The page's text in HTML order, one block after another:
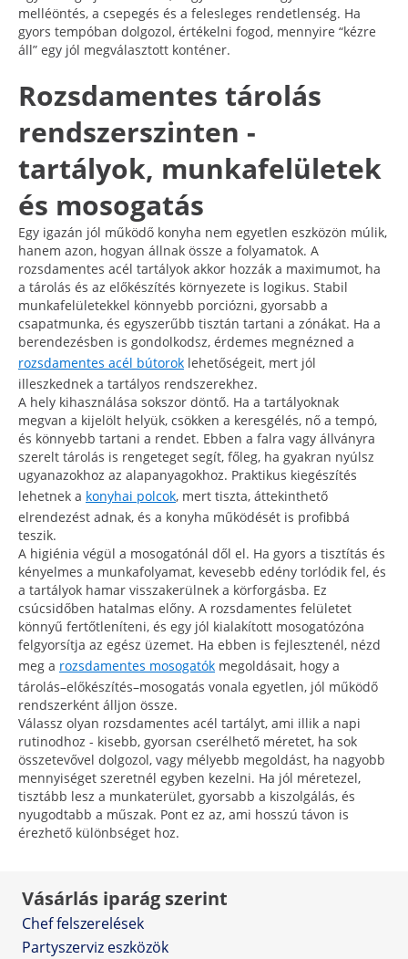
melléöntés, a csepegés és a felesleges rendetlenség. Ha
gyors tempóban dolgozol, értékelni fogod, mennyire “kézre
áll” egy jól megválasztott konténer.
Rozsdamentes tárolás
rendszerszinten -
tartályok, munkafelületek
és mosogatás
Egy igazán jól működő konyha nem egyetlen eszközön múlik,
hanem azon, hogyan állnak össze a folyamatok. A
rozsdamentes acél tartályok akkor hozzák a maximumot, ha
a tárolás és az előkészítés környezete is logikus. Stabil
munkafelületekkel könnyebb porciózni, gyorsabb a
csapatmunka, és egyszerűbb tisztán tartani a zónákat. Ha a
berendezésben is gondolkodsz, érdemes megnézned a
rozsdamentes acél bútorok lehetőségeit, mert jól
illeszkednek a tartályos rendszerekhez.
A hely kihasználása sokszor döntő. Ha a tartályoknak
megvan a kijelölt helyük, csökken a keresgélés, nő a tempó,
és könnyebb tartani a rendet. Ebben a falra vagy állványra
szerelt tárolás is rengeteget segít, főleg, ha gyakran nyúlsz
ugyanazokhoz az alapanyagokhoz. Praktikus kiegészítés
lehetnek a konyhai polcok, mert tiszta, áttekinthető
elrendezést adnak, és a konyha működését is profibbá
teszik.
A higiénia végül a mosogatónál dől el. Ha gyors a tisztítás és
kényelmes a munkafolyamat, kevesebb edény torlódik fel, és
a tartályok hamar visszakerülnek a körforgásba. Ez
csúcsidőben hatalmas előny. A rozsdamentes felületet
könnyű fertőtleníteni, és egy jól kialakított mosogatózóna
felgyorsítja az egész üzemet. Ha ebben is fejlesztenél, nézd
meg a rozsdamentes mosogatók megoldásait, hogy a
tárolás–előkészítés–mosogatás vonala egyetlen, jól működő
rendszerként álljon össze.
Válassz olyan rozsdamentes acél tartályt, ami illik a napi
rutinodhoz - kisebb, gyorsan cserélhető méretet, ha sok
összetevővel dolgozol, vagy mélyebb megoldást, ha nagyobb
mennyiséget szeretnél egyben kezelni. Ha jól méretezel,
tisztább lesz a munkaterület, gyorsabb a kiszolgálás, és
nyugodtabb a műszak. Pont ez az, ami hosszú távon is
érezhető különbséget hoz.
Vásárlás iparág szerint
Chef felszerelések
Partyszerviz eszközök